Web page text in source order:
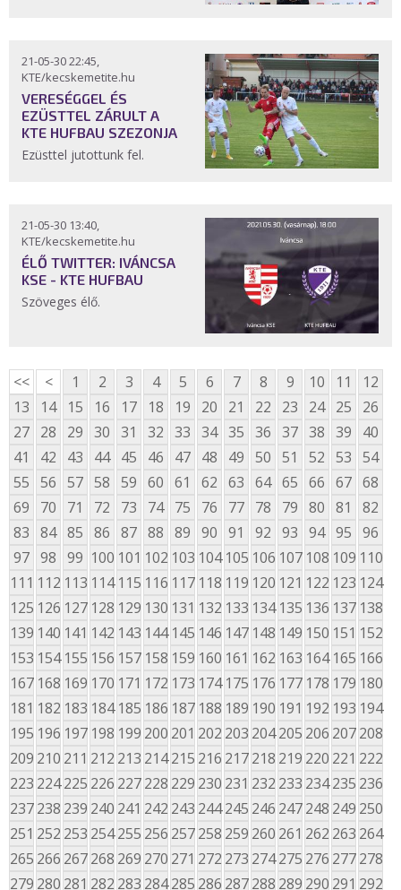
21-05-30 22:45,
KTE/kecskemetite.hu
VERESÉGGEL ÉS
EZÜSTTEL ZÁRULT A
KTE HUFBAU SZEZONJA
Ezüsttel jutottunk fel.
21-05-30 13:40,
KTE/kecskemetite.hu
ÉLŐ TWITTER: IVÁNCSA
KSE - KTE HUFBAU
Szöveges élő.
<< < 1 2 3 4 5 6 7 8 9 10 11
12
13
14 15 16 17 18 19 20 21 22 23 24 25
26
27 28 29 30 31 32 33 34 35 36 37 38 39
40
41
42 43 44 45 46 47 48 49 50 51 52 53 54
55 56 57 58 59 60 61 62 63 64 65 66 67 68
69
70 71 72 73 74 75 76 77 78 79 80 81
82
83 84 85 86 87 88 89 90 91 92 93 94 95 96
97 98 99 100 101 102 103 104 105 106 107 108 109 110
111 112 113 114 115 116 117 118 119 120 121 122 123 124
125 126 127 128 129 130 131 132 133 134 135 136 137 138
139 140 141 142 143 144 145 146 147 148 149 150 151 152
153 154 155 156 157 158 159 160 161 162 163 164 165 166
167 168 169 170 171 172 173 174 175 176 177 178 179 180
181 182 183 184 185 186 187 188 189 190 191 192 193 194
195 196 197 198 199 200 201 202 203 204205 206 207208
209 210 211 212 213 214215 216 217218 219 220 221 222
223 224225 226 227228 229 230 231 232 233 234235 236
237238 239 240 241 242 243 244245 246 247248 249 250
251 252 253 254255 256 257258 259 260 261 262 263 264
265 266 267268 269 270 271 272 273 274275 276 277278
279 280 281 282 283 284285 286 287288 289 290 291 292